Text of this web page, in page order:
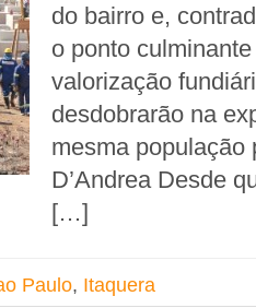
do bairro e,
o ponto
valorização
desdobrarão na
mesma população
D’Andrea Desde
[…]
Paulo, Itaquera